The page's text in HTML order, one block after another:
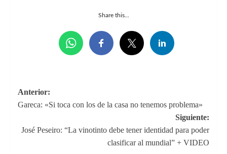
Share this...
Navegación
de
entradas
Anterior:
Gareca: «Si toca con los de la casa no tenemos problema»
Siguiente:
José Peseiro: “La vinotinto debe tener identidad para poder
clasificar al mundial” + VIDEO